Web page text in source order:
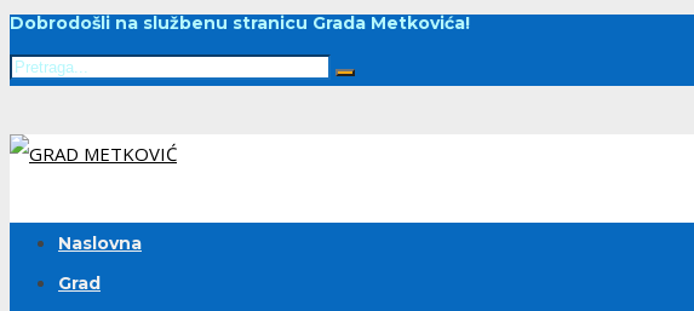
Dobrodošli na službenu stranicu Grada Metkovića!
Naslovna
Grad